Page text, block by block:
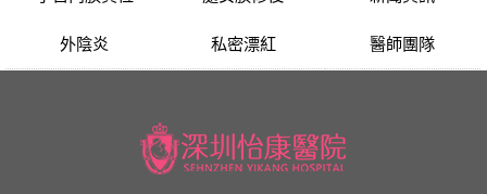
外陰炎 私密漂紅 醫師團隊